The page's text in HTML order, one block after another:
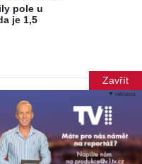
pole u
je 1,5
2012-2026 TN Média s.r.o.
Vytvořila Xantipa Agency s.r.o.
Mapa webu Redakce
▼ reklama
Zavřít